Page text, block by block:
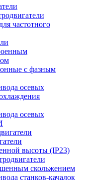
частотного
с фазным
осевых
осевых
высоты (IP23)
скольжением
станков-качалок